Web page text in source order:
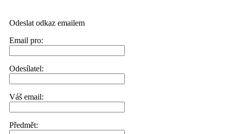
Odeslat odkaz emailem
Email pro:
Odesílatel:
Váš email:
Předmět: